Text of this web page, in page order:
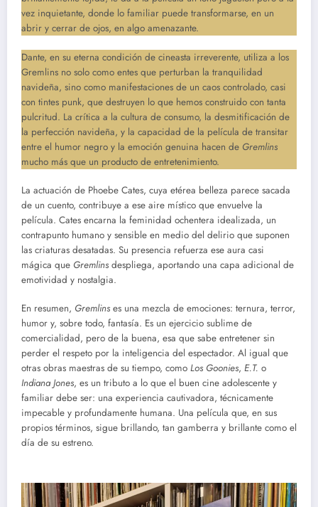
vez inquietante, donde lo familiar puede transformarse, en un
abrir y cerrar de ojos, en algo amenazante.
Dante, en su eterna condición de cineasta irreverente, utiliza a los
Gremlins no solo como entes que perturban la tranquilidad
navideña, sino como manifestaciones de un caos controlado, casi
con tintes punk, que destruyen lo que hemos construido con tanta
pulcritud. La crítica a la cultura de consumo, la desmitificación de
la perfección navideña, y la capacidad de la película de transitar
entre el humor negro y la emoción genuina hacen de Gremlins
mucho más que un producto de entretenimiento.
La actuación de Phoebe Cates, cuya etérea belleza parece sacada
de un cuento, contribuye a ese aire místico que envuelve la
película. Cates encarna la feminidad ochentera idealizada, un
contrapunto humano y sensible en medio del delirio que suponen
las criaturas desatadas. Su presencia refuerza ese aura casi
mágica que Gremlins despliega, aportando una capa adicional de
emotividad y nostalgia.
En resumen, Gremlins es una mezcla de emociones: ternura, terror,
humor y, sobre todo, fantasía. Es un ejercicio sublime de
comercialidad, pero de la buena, esa que sabe entretener sin
perder el respeto por la inteligencia del espectador. Al igual que
otras obras maestras de su tiempo, como Los Goonies, E.T. o
Indiana Jones, es un tributo a lo que el buen cine adolescente y
familiar debe ser: una experiencia cautivadora, técnicamente
impecable y profundamente humana. Una película que, en sus
propios términos, sigue brillando, tan gamberra y brillante como el
día de su estreno.